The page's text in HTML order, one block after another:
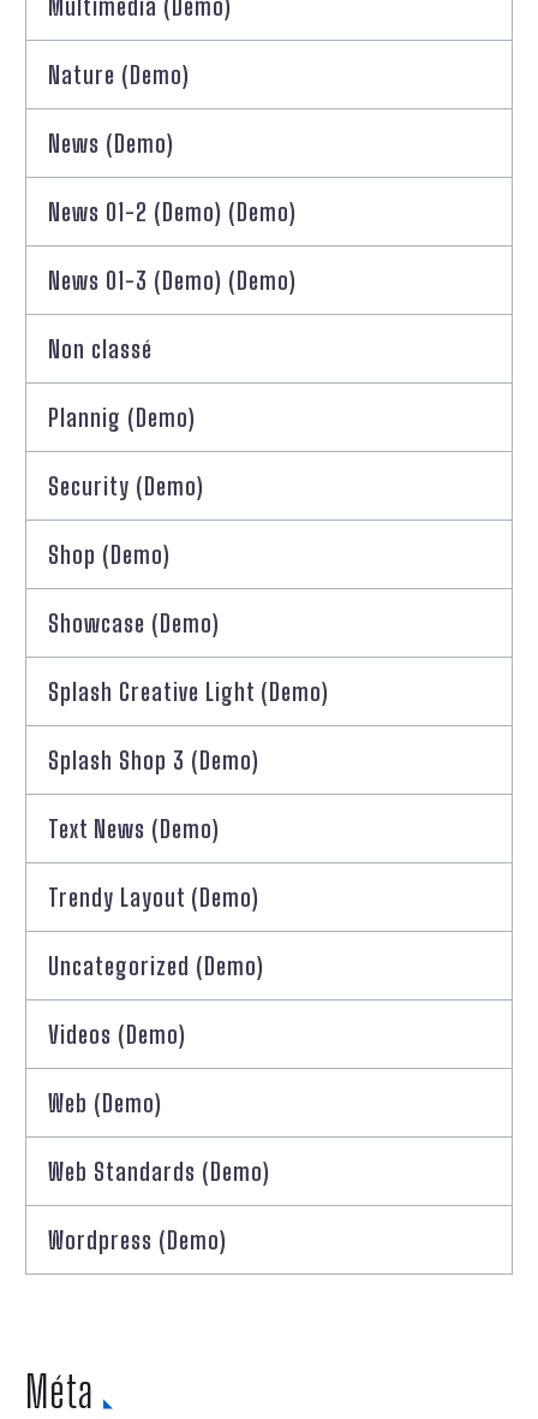
Nature (Demo)
News (Demo)
News 01-2 (Demo) (Demo)
News 01-3 (Demo) (Demo)
Non classé
Plannig (Demo)
Security (Demo)
Shop (Demo)
Showcase (Demo)
Splash Creative Light (Demo)
Splash Shop 3 (Demo)
Text News (Demo)
Trendy Layout (Demo)
Uncategorized (Demo)
Videos (Demo)
Web (Demo)
Web Standards (Demo)
Wordpress (Demo)
Méta